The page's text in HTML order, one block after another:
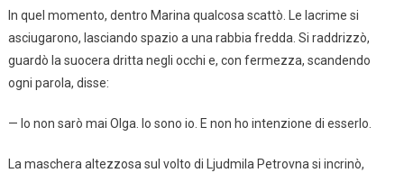
In quel momento, dentro Marina qualcosa scattò. Le lacrime si
asciugarono, lasciando spazio a una rabbia fredda. Si raddrizzò,
guardò la suocera dritta negli occhi e, con fermezza, scandendo
ogni parola, disse:
— Io non sarò mai Olga. Io sono io. E non ho intenzione di esserlo.
La maschera altezzosa sul volto di Ljudmila Petrovna si incrinò,